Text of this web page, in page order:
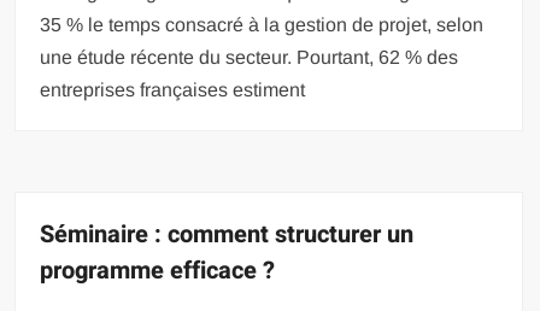
35 % le temps consacré à la gestion de projet, selon
une étude récente du secteur. Pourtant, 62 % des
entreprises françaises estiment
Séminaire : comment structurer un
programme efficace ?